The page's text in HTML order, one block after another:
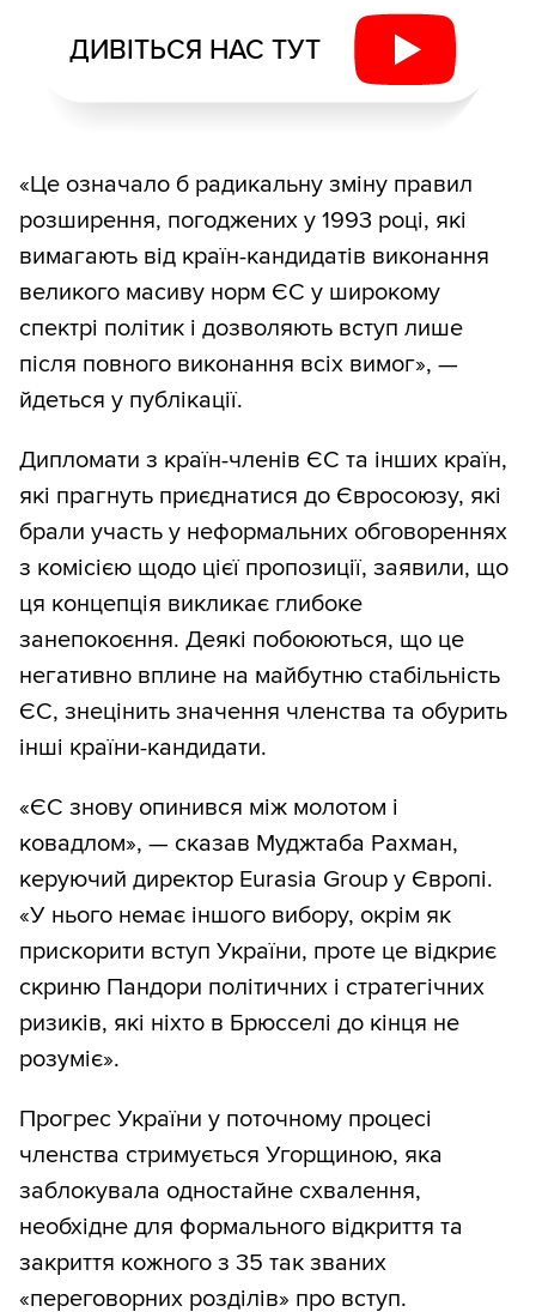
ДИВІТЬСЯ НАС ТУТ
«Це означало б радикальну зміну правил
розширення, погоджених у 1993 році, які
вимагають від країн-кандидатів виконання
великого масиву норм ЄС у широкому
спектрі політик і дозволяють вступ лише
після повного виконання всіх вимог», —
йдеться у публікації.
Дипломати з країн-членів ЄС та інших країн,
які прагнуть приєднатися до Євросоюзу, які
брали участь у неформальних обговореннях
з комісією щодо цієї пропозиції, заявили, що
ця концепція викликає глибоке
занепокоєння. Деякі побоюються, що це
негативно вплине на майбутню стабільність
ЄС, знецінить значення членства та обурить
інші країни-кандидати.
«ЄС знову опинився між молотом і
ковадлом», — сказав Муджтаба Рахман,
керуючий директор Eurasia Group у Європі.
«У нього немає іншого вибору, окрім як
прискорити вступ України, проте це відкриє
скриню Пандори політичних і стратегічних
ризиків, які ніхто в Брюсселі до кінця не
розуміє».
Прогрес України у поточному процесі
членства стримується Угорщиною, яка
заблокувала одностайне схвалення,
необхідне для формального відкриття та
закриття кожного з 35 так званих
«переговорних розділів» про вступ.